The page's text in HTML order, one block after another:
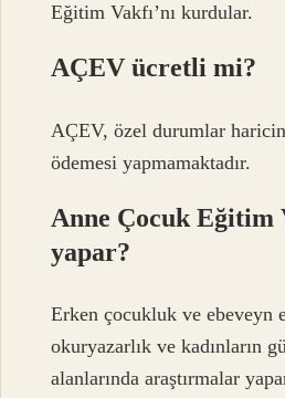
Eğitim Vakfı’nı kurdular.
AÇEV ücretli mi?
AÇEV, özel durumlar
ödemesi yapmamaktadır.
Anne Çocuk Eğitim
yapar?
Erken çocukluk ve ebeveyn
okuryazarlık ve kadınların
alanlarında araştırmalar